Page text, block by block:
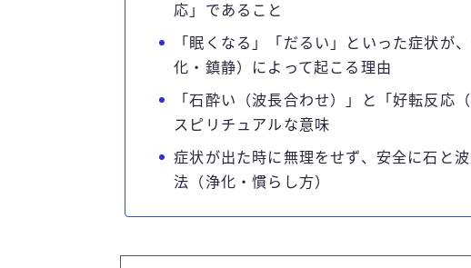
応」であること
「眠くなる」「だるい」といった症状が
化・鎮静）によって起こる理由
「石酔い（波長合わせ）」と「好転反応
スピリチュアルな意味
症状が出た時に無理をせず、安全に石と
法（浄化・慣らし方）